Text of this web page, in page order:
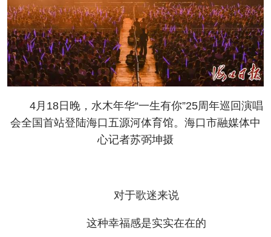
4月18日晚，水木年华“一生有你”25周年巡回演唱
会全国首站登陆海口五源河体育馆。海口市融媒体中
心记者苏弼坤摄
对于歌迷来说
这种幸福感是实实在在的